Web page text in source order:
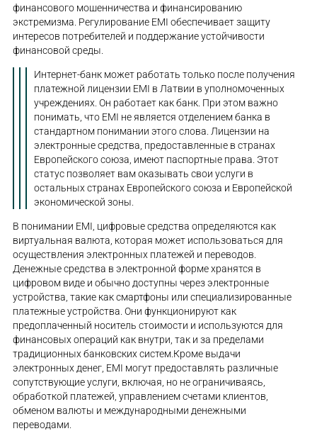
финансового мошенничества и финансированию
экстремизма. Регулирование EMI обеспечивает защиту
интересов потребителей и поддержание устойчивости
финансовой среды.
Интернет-банк может работать только после получения
платежной лицензии EMI в Латвии в уполномоченных
учреждениях. Он работает как банк. При этом важно
понимать, что EMI не является отделением банка в
стандартном понимании этого слова. Лицензии на
электронные средства, предоставленные в странах
Европейского союза, имеют паспортные права. Этот
статус позволяет вам оказывать свои услуги в
остальных странах Европейского союза и Европейской
экономической зоны.
В понимании EMI, цифровые средства определяются как
виртуальная валюта, которая может использоваться для
осуществления электронных платежей и переводов.
Денежные средства в электронной форме хранятся в
цифровом виде и обычно доступны через электронные
устройства, такие как смартфоны или специализированные
платежные устройства. Они функционируют как
предоплаченный носитель стоимости и используются для
финансовых операций как внутри, так и за пределами
традиционных банковских систем.Кроме выдачи
электронных денег, EMI могут предоставлять различные
сопутствующие услуги, включая, но не ограничиваясь,
обработкой платежей, управлением счетами клиентов,
обменом валюты и международными денежными
переводами.